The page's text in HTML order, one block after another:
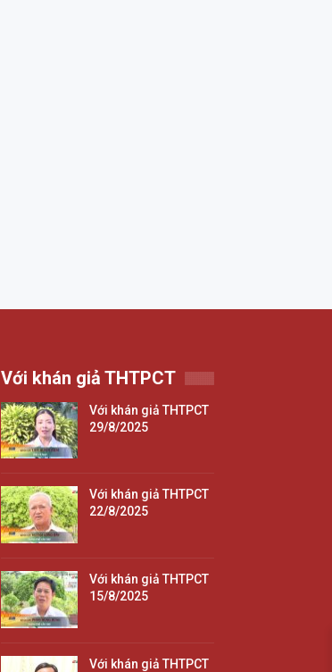
Với khán giả THTPCT
Với khán giả THTPCT
29/8/2025
Với khán giả THTPCT
22/8/2025
Với khán giả THTPCT
15/8/2025
Với khán giả THTPCT